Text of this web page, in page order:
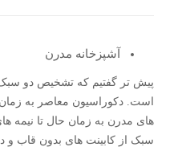
آشپزخانه مدرن
پیش تر گفتیم که تشخیص دو
است. دکوراسیون معاصر به
های مدرن به زمان حال تا نیمه
سبک از کابینت های بدون قاب و